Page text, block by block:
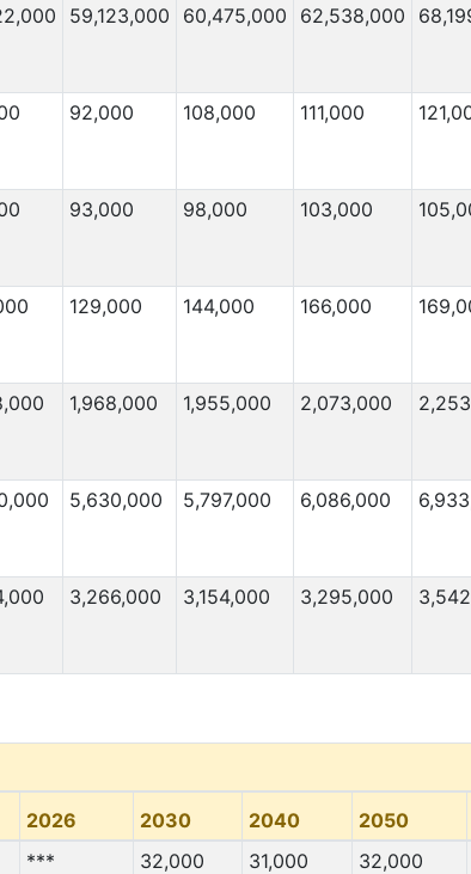
Nach(⇳)
59,123,000 60,475,000 62,538,000
92,000 108,000 111,000
93,000 98,000 103,000
129,000 144,000 166,000
1,968,000 1,955,000 2,073,000
5,630,000 5,797,000 6,086,000
3,266,000 3,154,000 3,295,000
2026 2030 2040 2050
*** 32,000 31,000 32,000